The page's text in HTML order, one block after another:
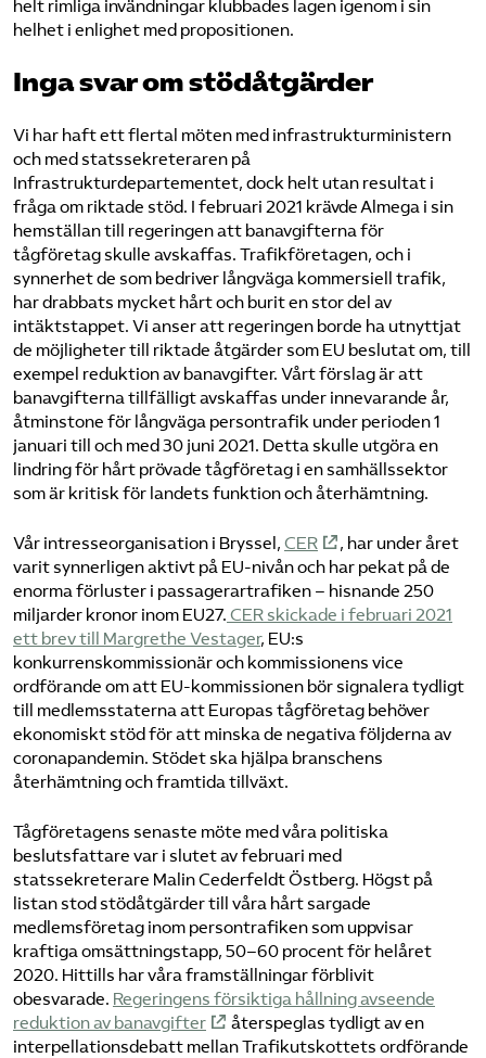
helt rimliga invändningar klubbades lagen igenom i sin
helhet i enlighet med propositionen.
Inga svar om stödåtgärder
Vi har haft ett flertal möten med infrastrukturministern
och med statssekreteraren på
Infrastrukturdepartementet, dock helt utan resultat i
fråga om riktade stöd. I februari 2021 krävde Almega i sin
hemställan till regeringen att banavgifterna för
tågföretag skulle avskaffas. Trafikföretagen, och i
synnerhet de som bedriver långväga kommersiell trafik,
har drabbats mycket hårt och burit en stor del av
intäktstappet. Vi anser att regeringen borde ha utnyttjat
de möjligheter till riktade åtgärder som EU beslutat om, till
exempel reduktion av banavgifter. Vårt förslag är att
banavgifterna tillfälligt avskaffas under innevarande år,
åtminstone för långväga persontrafik under perioden 1
januari till och med 30 juni 2021. Detta skulle utgöra en
lindring för hårt prövade tågföretag i en samhällssektor
som är kritisk för landets funktion och återhämtning.
Vår intresseorganisation i Bryssel, CER
, har under året
varit synnerligen aktivt på EU-nivån och har pekat på de
enorma förluster i passagerartrafiken – hisnande 250
miljarder kronor inom EU27. CER skickade i februari 2021
ett brev till Margrethe Vestager, EU:s
konkurrenskommissionär och kommissionens vice
ordförande om att EU-kommissionen bör signalera tydligt
till medlemsstaterna att Europas tågföretag behöver
ekonomiskt stöd för att minska de negativa följderna av
coronapandemin. Stödet ska hjälpa branschens
återhämtning och framtida tillväxt.
Tågföretagens senaste möte med våra politiska
beslutsfattare var i slutet av februari med
statssekreterare Malin Cederfeldt Östberg. Högst på
listan stod stödåtgärder till våra hårt sargade
medlemsföretag inom persontrafiken som uppvisar
kraftiga omsättningstapp, 50–60 procent för helåret
2020. Hittills har våra framställningar förblivit
obesvarade. Regeringens försiktiga hållning avseende
reduktion av banavgifter
återspeglas tydligt av en
interpellationsdebatt mellan Trafikutskottets ordförande